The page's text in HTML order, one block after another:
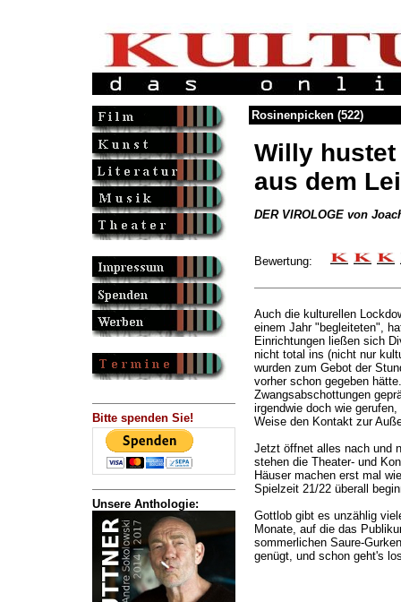
Bitte spenden Sie!
Unsere Anthologie:
Rosinenpicken (522)
Willy
aus dem
DER VIROLOGE von
Bewertung:
Auch die kulturellen
einem Jahr "begleiteten",
Einrichtungen ließen sich
nicht total ins (nicht nur
wurden zum Gebot der
vorher schon gegeben
Zwangsabschottungen
irgendwie doch wie
Weise den Kontakt zur
Jetzt öffnet alles nach und
stehen die Theater- und
Häuser machen erst mal
Spielzeit 21/22 überall
Gottlob gibt es unzählig
Monate, auf die das
sommerlichen Saure-
genügt, und schon geht's